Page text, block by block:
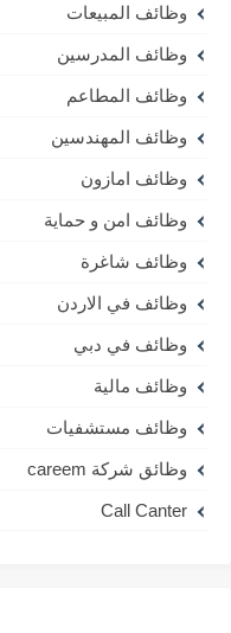
وظائف المبيعات
وظائف المدرسين
وظائف المطاعم
وظائف المهندسين
وظائف امازون
وظائف امن و حماية
وظائف شاغرة
وظائف في الاردن
وظائف في دبي
وظائف مالية
وظائف مستشفيات
وظائق شركة careem
Call Canter